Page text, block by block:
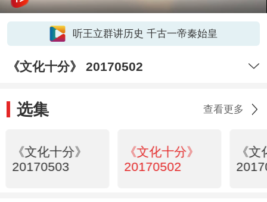
听王立群讲历史 千古一帝秦始皇
《文化十分》 20170502
选集 查看更多
《文化十分》
20170503
《文化十分》
20170502
《